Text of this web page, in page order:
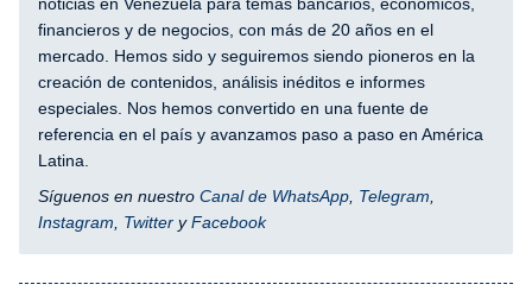
financieros y de negocios, con más de 20 años en el
mercado. Hemos sido y seguiremos siendo pioneros en la
creación de contenidos, análisis inéditos e informes
especiales. Nos hemos convertido en una fuente de
referencia en el país y avanzamos paso a paso en América
Latina.
Síguenos en nuestro Canal de WhatsApp Telegram
Instagram
Twitter yFacebook